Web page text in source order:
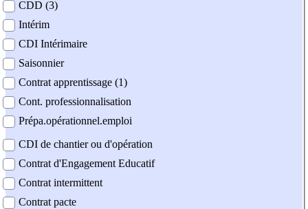
CDD (3)
Intérim
CDI Intérimaire
Saisonnier
Contrat apprentissage (1)
Cont. professionnalisation
Prépa.opérationnel.emploi
CDI de chantier ou d'opération
Contrat d'Engagement Educatif
Contrat intermittent
Contrat pacte